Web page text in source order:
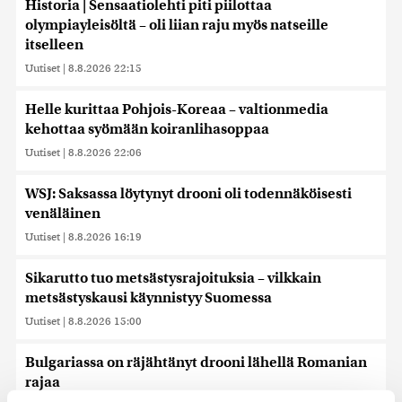
Historia | Sensaatiolehti piti piilottaa
olympiayleisöltä – oli liian raju myös natseille
itselleen
Uutiset | 8.8.2026 22:15
Helle kurittaa Pohjois-Koreaa – valtionmedia
kehottaa syömään koiranlihasoppaa
Uutiset | 8.8.2026 22:06
WSJ: Saksassa löytynyt drooni oli todennäköisesti
venäläinen
Uutiset | 8.8.2026 16:19
Sikarutto tuo metsästysrajoituksia – vilkkain
metsästyskausi käynnistyy Suomessa
Uutiset | 8.8.2026 15:00
Bulgariassa on räjähtänyt drooni lähellä Romanian
rajaa